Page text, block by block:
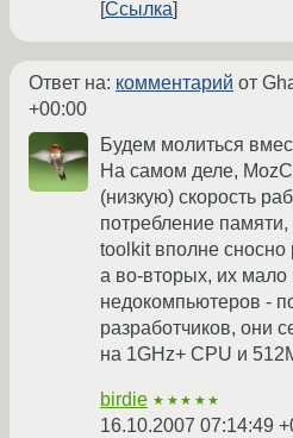
Ссылка
Ответ на: комментарий от
+00:00
Будем молиться
На самом деле,
(низкую) скорость
потребление
toolkit вполне сносно
а во-вторых, их мало
недокомпьютеров -
разработчиков, они
на 1GHz+ CPU и
birdie ★★★★★
16.10.2007 07:14:49